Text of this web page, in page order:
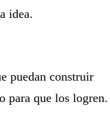
idea.
puedan construir
para que los logren.